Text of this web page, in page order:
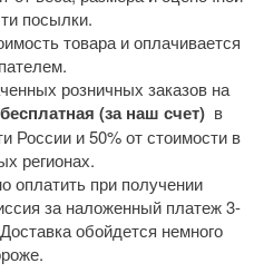
посылки.
товара и оплачивается
розничных заказов на
(за наш счет) в
России и 50% от стоимости в
регионах.
оплатить при получении
за наложенный платеж 3-
обойдется немного